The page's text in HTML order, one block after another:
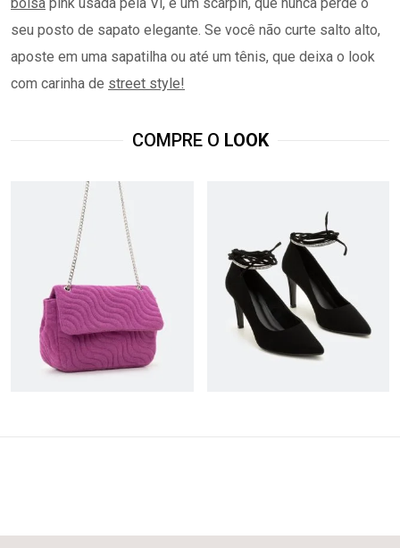
seu posto de sapato elegante. Se você não curte salto alto,
aposte em uma sapatilha ou até um tênis, que deixa o look
com carinha de street style!
COMPRE O LOOK